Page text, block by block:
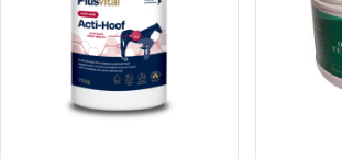
être
choisies
sur
la
page